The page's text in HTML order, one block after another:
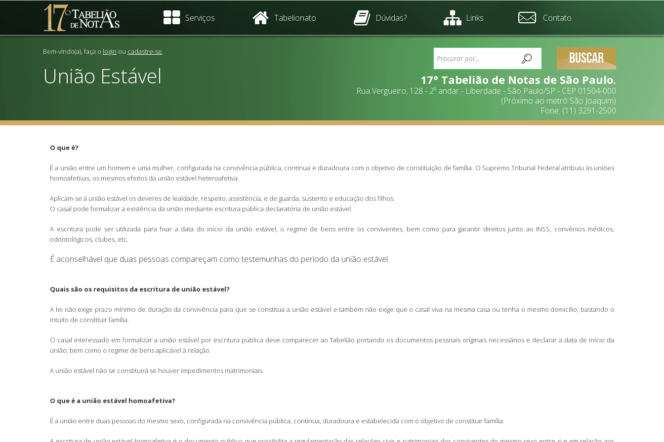
Serviços Tabelionato Dúvidas? Links Contato
BUSCAR
17° Tabelião de Notas de São Paulo.
Rua Vergueiro, 128 - 2º andar - Liberdade - São Paulo/SP - CEP 01504-000
(Próximo ao metrô São Joaquim)
Fone: (11) 3291-2500
Bem-vindo(a), faça o login ou cadastre-se.
União Estável
O que é?
É a união entre um homem e uma mulher, configurada na convivência pública, contínua e duradoura com o objetivo de constituição de família. O Supremo Tribunal Federal atribuiu às uniões
homoafetivas, os mesmos efeitos da união estável heteroafetiva.
Aplicam-se à união estável os deveres de lealdade, respeito, assistência, e de guarda, sustento e educação dos filhos.
O casal pode formalizar a existência da união mediante escritura pública declaratória de união estável.
A escritura pode ser utilizada para fixar a data do início da união estável, o regime de bens entre os conviventes, bem como para garantir direitos junto ao INSS, convênios médicos,
odontológicos, clubes, etc.
É aconselhável que duas pessoas compareçam como testemunhas do período da união estável.
Quais são os requisitos da escritura de união estável?
A lei não exige prazo mínimo de duração da convivência para que se constitua a união estável e também não exige que o casal viva na mesma casa ou tenha o mesmo domicílio, bastando o
intuito de constituir família.
O casal interessado em formalizar a união estável por escritura pública deve comparecer ao Tabelião portando os documentos pessoais originais necessários e declarar a data de início da
união, bem como o regime de bens aplicável à relação.
A união estável não se constituirá se houver impedimentos matrimoniais.
O que é a união estável homoafetiva?
É a união entre duas pessoas do mesmo sexo, configurada na convivência pública, contínua, duradoura e estabelecida com o objetivo de constituir família.